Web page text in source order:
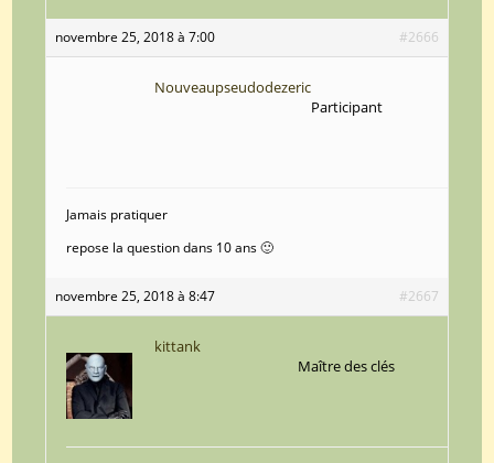
novembre 25, 2018 à 7:00 #2666
Nouveaupseudodezeric
Participant
Jamais pratiquer
repose la question dans 10 ans 🙂
novembre 25, 2018 à 8:47 #2667
kittank
Maître des clés